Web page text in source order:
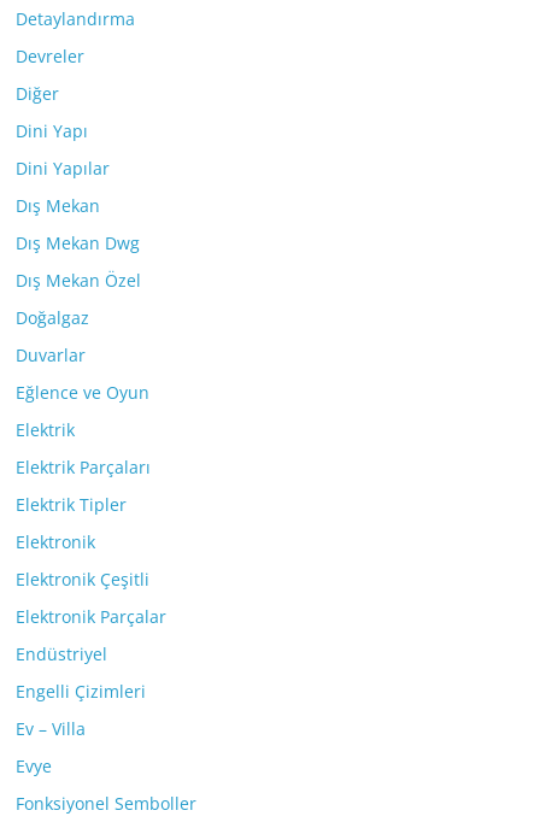
Detaylandırma
Devreler
Diğer
Dini Yapı
Dini Yapılar
Dış Mekan
Dış Mekan Dwg
Dış Mekan Özel
Doğalgaz
Duvarlar
Eğlence ve Oyun
Elektrik
Elektrik Parçaları
Elektrik Tipler
Elektronik
Elektronik Çeşitli
Elektronik Parçalar
Endüstriyel
Engelli Çizimleri
Ev – Villa
Evye
Fonksiyonel Semboller